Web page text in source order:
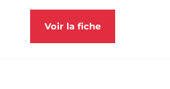
Voir la fiche